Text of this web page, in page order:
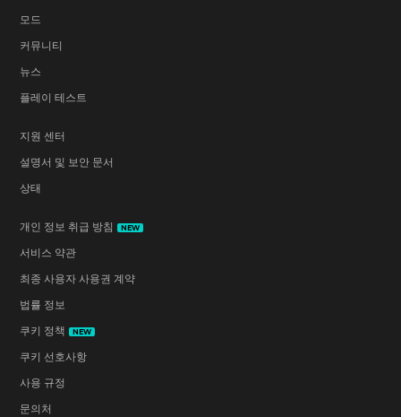
모드
커뮤니티
뉴스
플레이 테스트
지원 센터
설명서 및 보안 문서
상태
개인 정보 취급 방침 NEW
서비스 약관
최종 사용자 사용권 계약
법률 정보
쿠키 정책
NEW
쿠키 선호사항
사용 규정
문의처